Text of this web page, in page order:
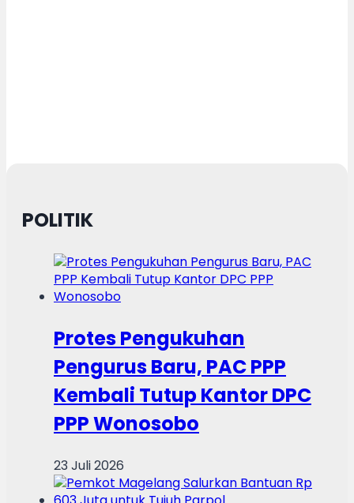
POLITIK
Protes Pengukuhan
Pengurus Baru, PAC PPP
Kembali Tutup Kantor DPC
PPP Wonosobo
23 Juli 2026